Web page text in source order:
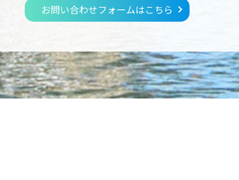
お問い合わせフォームはこちら